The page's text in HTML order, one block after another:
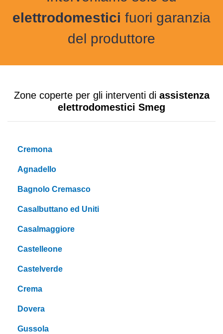
elettrodomestici fuori garanzia
del produttore
Zone coperte per gli interventi di assistenza
elettrodomestici Smeg
Cremona
Agnadello
Bagnolo Cremasco
Casalbuttano ed Uniti
Casalmaggiore
Castelleone
Castelverde
Crema
Dovera
Gussola